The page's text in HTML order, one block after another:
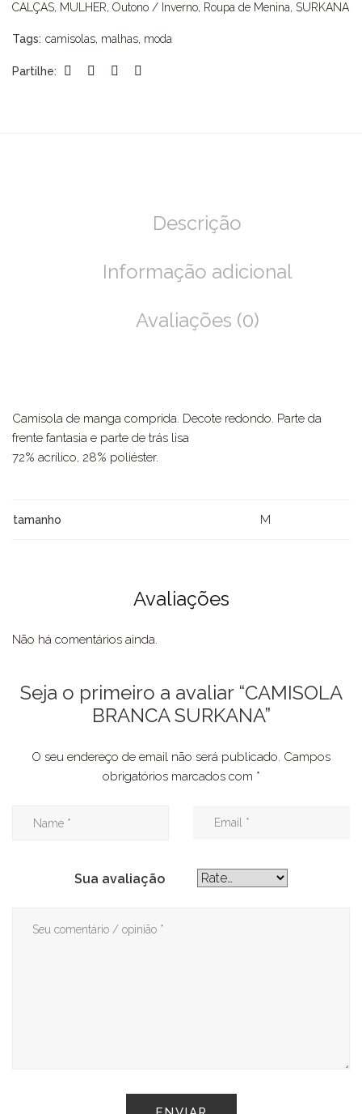
CALÇAS, MULHER, Outono / Inverno, Roupa de Menina, SURKANA
Tags: camisolas, malhas, moda
Partilhe:
Descrição
Informação adicional
Avaliações (0)
Camisola de manga comprida. Decote redondo. Parte da
frente fantasia e parte de trás lisa
72% acrílico, 28% poliéster.
tamanho M
Avaliações
Não há comentários ainda.
Seja o primeiro a avaliar “CAMISOLA
BRANCA SURKANA”
O seu endereço de email não será publicado. Campos
obrigatórios marcados com *
Sua avaliação